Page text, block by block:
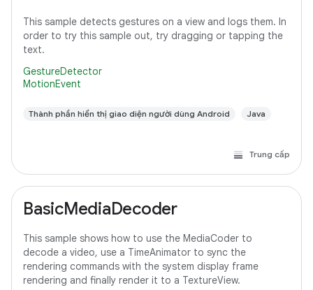
This sample detects gestures on a view and logs them. In
order to try this sample out, try dragging or tapping the
text.
GestureDetector
MotionEvent
Thành phần hiển thị giao diện người dùng Android Java
Trung cấp
BasicMediaDecoder
This sample shows how to use the MediaCoder to
decode a video, use a TimeAnimator to sync the
rendering commands with the system display frame
rendering and finally render it to a TextureView.